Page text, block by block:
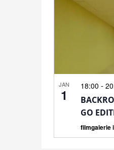
JAN
1
18:00 -
GO
filmgalerie